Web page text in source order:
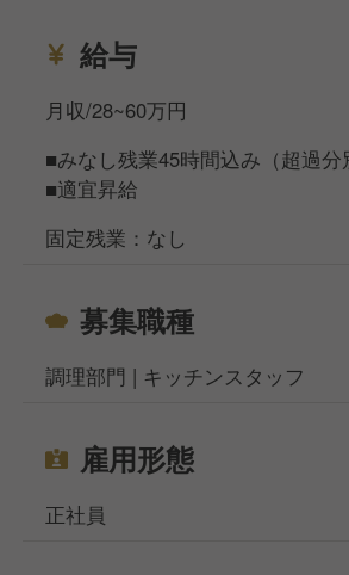
給与
月収/28~60万円
■みなし残業45時間込み（超過分
■適宜昇給
固定残業：なし
募集職種
調理部門 | キッチンスタッフ
雇用形態
正社員